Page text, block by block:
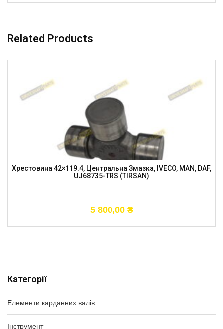
Категорії
Елементи карданних валів
Інструмент
Related Products
Хрестовина 42×119.4, Центральна Змазка, IVECO, MAN, DAF,
UJ68735-TRS (TIRSAN)
5 800,00 ₴